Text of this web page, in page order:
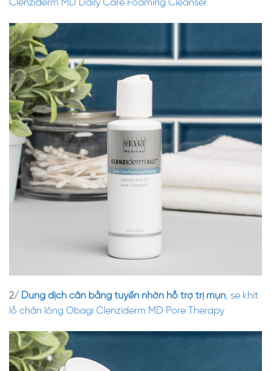
Clenziderm MD Daily Care Foaming Cleanser
2/ Dung dịch cân bằng tuyến nhờn hỗ trợ trị mụn, se khít
lỗ chân lông Obagi Clenziderm MD Pore Therapy